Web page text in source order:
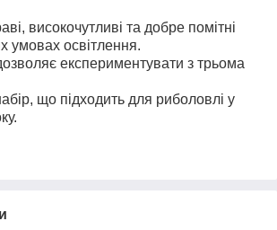
високочутливі та добре помітні
умовах освітлення.
експериментувати з трьома
що підходить для риболовлі у